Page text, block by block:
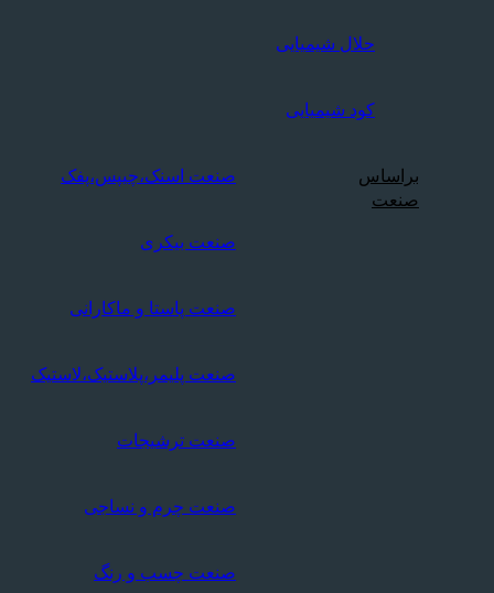
حلال شیمیایی
کود شیمیایی
براساس
صنعت
صنعت اسنک،چیپس،پفک
صنعت بیکری
صنعت پاستا و ماکارانی
صنعت پلیمر،پلاستیک،لاستیک
صنعت ترشیجات
صنعت چرم و نساجی
صنعت چسب و رنگ